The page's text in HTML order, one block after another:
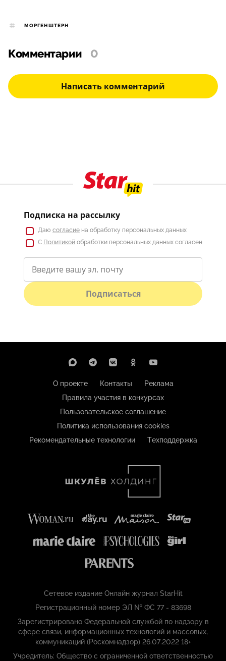
МОРГЕНШТЕРН
Комментарии 0
Написать комментарий
Подписка на рассылку
Даю согласие на обработку персональных данных
С Политикой обработки персональных данных согласен
Подписаться
О проекте Контакты
Реклама
Правила участия в конкурсах
Пользовательское соглашение
Политика использования cookies
Рекомендательные технологии
Техподдержка
Сетевое издание Онлайн журнал StarHit
Регистрационный номер ЭЛ № ФС 77 - 83698
Зарегистрировано Федеральной службой по надзору в
сфере связи, информационных технологий и массовых,
коммуникаций (Роскомнадзор) 26.07.2022 18+
Учредитель: Общество с ограниченной ответственностью